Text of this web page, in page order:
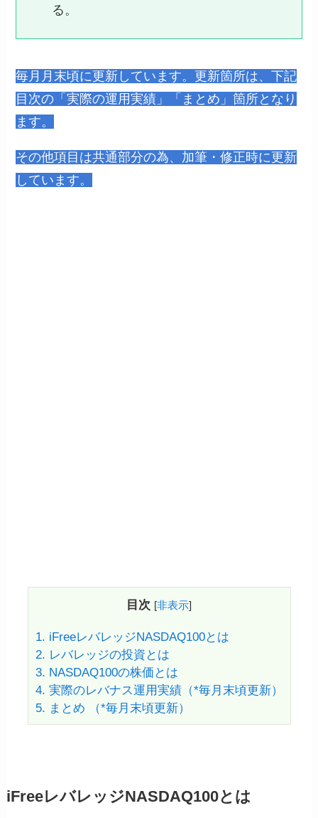
る。
毎月月末頃に更新しています。更新箇所は、下記
目次の「実際の運用実績」「まとめ」箇所となり
ます。
その他項目は共通部分の為、加筆・修正時に更新
しています。
目次 [非表示]
1. iFreeレバレッジNASDAQ100とは
2. レバレッジの投資とは
3. NASDAQ100の株価とは
4. 実際のレバナス運用実績（*毎月末頃更新）
5. まとめ （*毎月末頃更新）
iFreeレバレッジNASDAQ100とは